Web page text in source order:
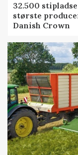
32.500
største
Danish Crown